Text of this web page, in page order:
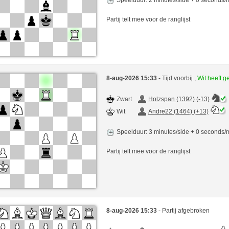
Partij telt mee voor de ranglijst
8-aug-2026 15:33 - Tijd voorbij , Wit heeft
Zwart
Holzspan (1392) (-13)
Wit
Andre22 (1464) (+13)
Speelduur: 3 minutes/side + 0 seconds/
Partij telt mee voor de ranglijst
8-aug-2026 15:33 - Partij afgebroken